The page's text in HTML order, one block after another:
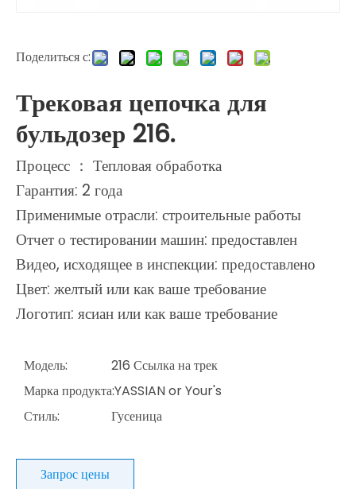
Поделиться с:
Трековая цепочка для
бульдозер 216.
Процесс ： Тепловая обработка
Гарантия: 2 года
Применимые отрасли: строительные работы
Отчет о тестировании машин: предоставлен
Видео, исходящее в инспекции: предоставлено
Цвет: желтый или как ваше требование
Логотип: ясиан или как ваше требование
Модель:
216 Ссылка на трек
Марка продукта:YASSIAN or Your's
Стиль:
Гусеница
Запрос цены